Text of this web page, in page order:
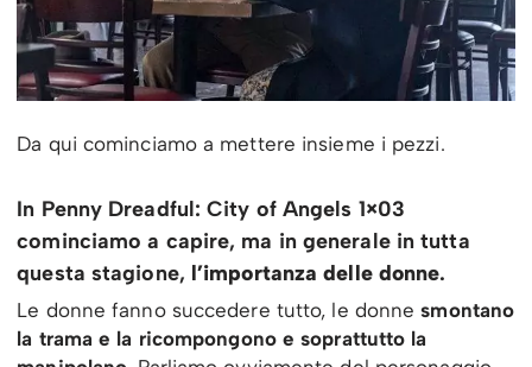
Da qui cominciamo a mettere insieme i pezzi.
In Penny Dreadful: City of Angels 1×03
cominciamo a capire, ma in generale in tutta
questa stagione, l’importanza delle donne.
Le donne fanno succedere tutto, le donnesmontano
la trama e la ricompongono e soprattutto la